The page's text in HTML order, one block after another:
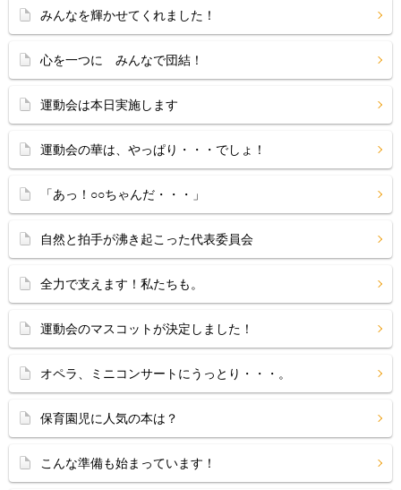
みんなを輝かせてくれました！
心を一つに みんなで団結！
運動会は本日実施します
運動会の華は、やっぱり・・・でしょ！
「あっ！○○ちゃんだ・・・」
自然と拍手が沸き起こった代表委員会
全力で支えます！私たちも。
運動会のマスコットが決定しました！
オペラ、ミニコンサートにうっとり・・・。
保育園児に人気の本は？
こんな準備も始まっています！